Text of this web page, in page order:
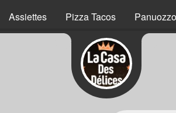
Assiettes Pizza Tacos Panuozzo